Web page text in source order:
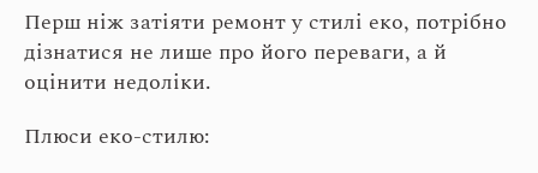
Перш ніж затіяти ремонт у стилі еко, потрібно
дізнатися не лише про його переваги, а й
оцінити недоліки.
Плюси еко-стилю: